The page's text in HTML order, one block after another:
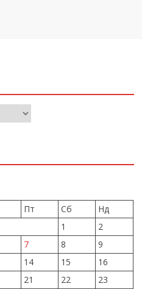
Пт Сб
Нд
1
2
7 8
9
14 15
16
21 22
23